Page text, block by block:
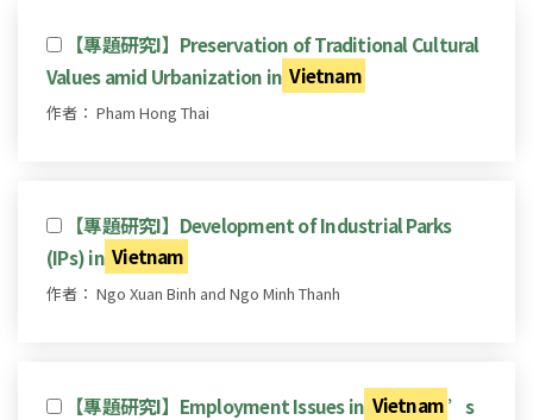
【專題研究I】Preservation of Traditional Cultural
Values amid Urbanization in Vietnam
作者： Pham Hong Thai
【專題研究I】Development of Industrial Parks
(IPs) in Vietnam
作者： Ngo Xuan Binh and Ngo Minh Thanh
【專題研究I】Employment Issues in Vietnam’s